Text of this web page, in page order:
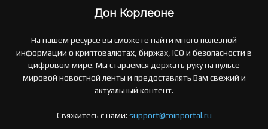
Дон Корлеоне
На нашем ресурсе вы сможете найти много полезной
информации о криптовалютах, биржах, ICO и безопасности в
цифровом мире. Мы стараемся держать руку на пульсе
мировой новостной ленты и предоставлять Вам свежий и
актуальный контент.
Свяжитесь с нами: support@coinportal.ru